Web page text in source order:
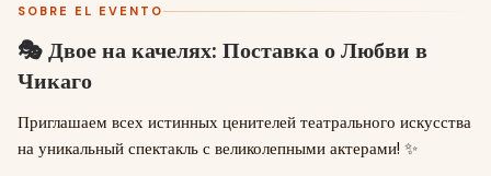
SOBRE EL EVENTO
🎭 Двое на качелях: Поставка о Любви в
Чикаго
Приглашаем всех истинных ценителей театрального искусства
на уникальный спектакль с великолепными актерами! ✨